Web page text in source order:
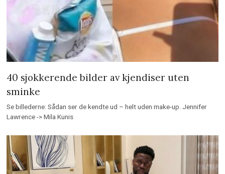
40 sjokkerende bilder av kjendiser uten
sminke
Se billederne: Sådan ser de kendte ud – helt uden make-up. Jennifer
Lawrence -> Mila Kunis